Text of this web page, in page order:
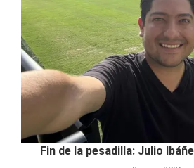
Fin de la pesadilla: Julio